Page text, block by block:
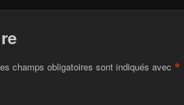
champs obligatoires sont indiqués avec *